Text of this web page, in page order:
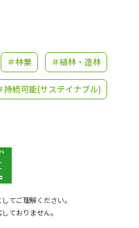
ビライブ
ート
＃林業 ＃植林・造林
持続可能(サステイナブル)
てご理解ください。
ておりません。